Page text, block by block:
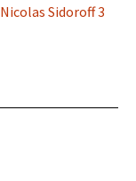
Nicolas Sidoroff 3